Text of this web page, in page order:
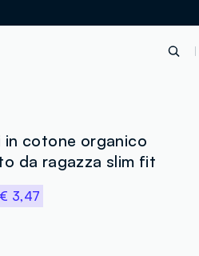
in cotone organico
da ragazza slim fit
€ 3,47